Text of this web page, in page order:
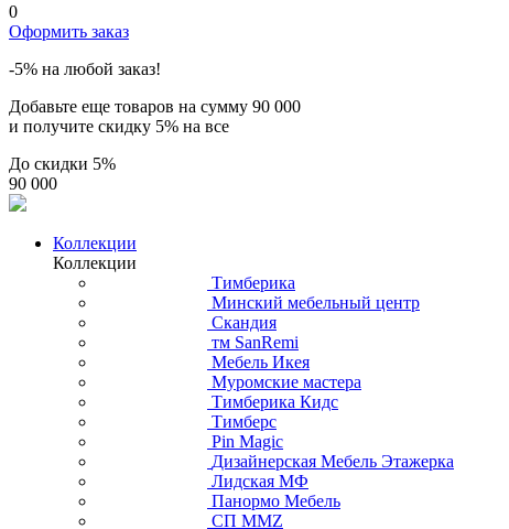
0
Оформить заказ
-5% на любой заказ!
Добавьте еще товаров на сумму 90 000
и получите скидку 5% на все
До скидки 5%
90 000
Коллекции
Коллекции
Тимберика
Минский мебельный центр
Скандия
тм SanRemi
Мебель Икея
Муромские мастера
Тимберика Кидс
Тимберс
Pin Magic
Дизайнерская Мебель Этажерка
Лидская МФ
Панормо Мебель
СП ММZ